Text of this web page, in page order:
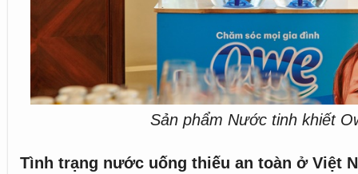
Sản phẩm Nước tinh khiết
Tình trạng nước uống thiếu an toàn ở Việt